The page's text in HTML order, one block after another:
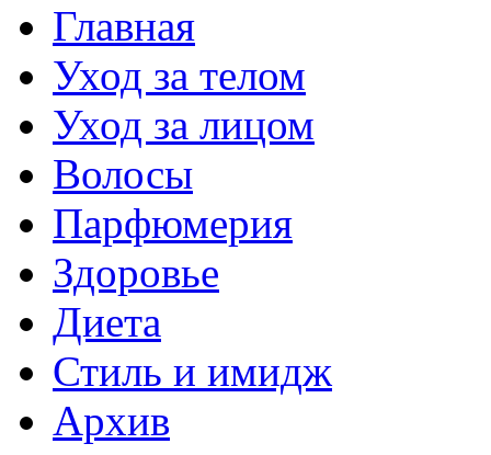
Главная
Уход за телом
Уход за лицом
Волосы
Парфюмерия
Здоровье
Диета
Стиль и имидж
Архив